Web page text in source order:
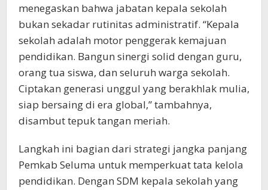
menegaskan bahwa jabatan kepala sekolah
bukan sekadar rutinitas administratif. “Kepala
sekolah adalah motor penggerak kemajuan
pendidikan. Bangun sinergi solid dengan guru,
orang tua siswa, dan seluruh warga sekolah.
Ciptakan generasi unggul yang berakhlak mulia,
siap bersaing di era global,” tambahnya,
disambut tepuk tangan meriah.
Langkah ini bagian dari strategi jangka panjang
Pemkab Seluma untuk memperkuat tata kelola
pendidikan. Dengan SDM kepala sekolah yang